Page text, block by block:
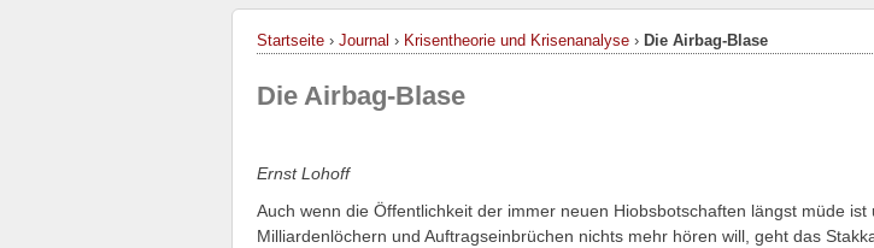
Startseite › Journal › Krisentheorie und Krisenanalyse › Die Airbag-Blase
Die Airbag-Blase
Ernst Lohoff
Auch wenn die Öffentlichkeit der immer neuen Hiobsbotschaften längst müde ist
Milliardenlöchern und Auftragseinbrüchen nichts mehr hören will, geht das